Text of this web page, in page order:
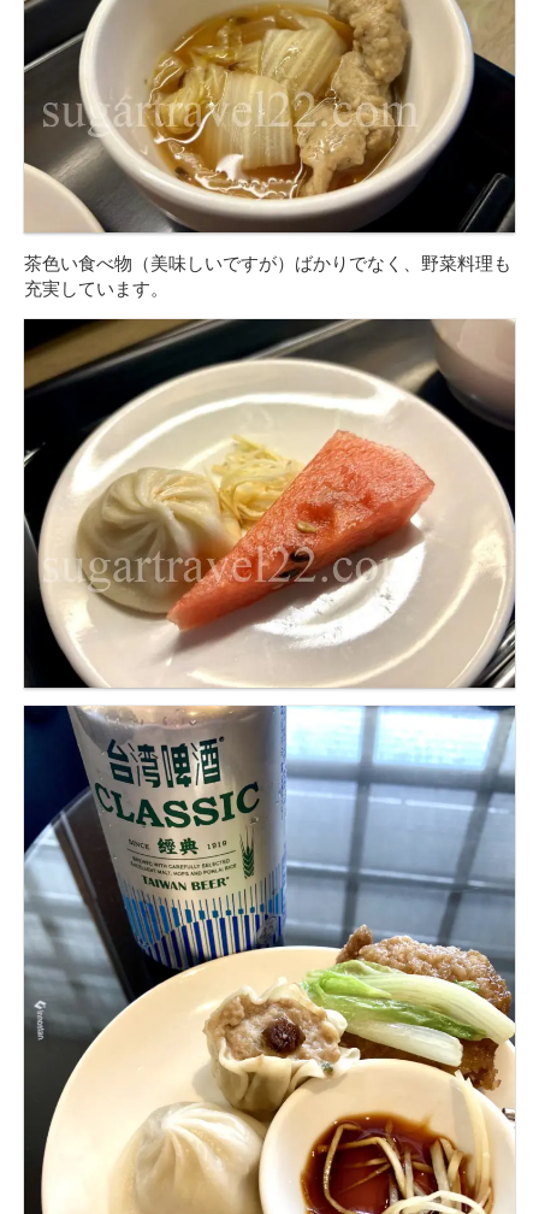
茶色い食べ物（美味しいですが）ばかりでなく、野菜料理も
充実しています。